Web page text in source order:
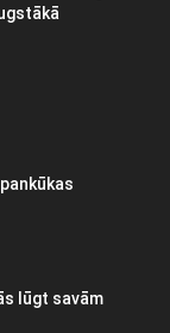
lūgt savām